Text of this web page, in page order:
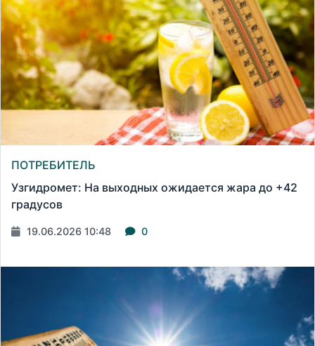
ПОТРЕБИТЕЛЬ
Узгидромет: На выходных ожидается жара до +42
градусов
19.06.2026 10:48 0